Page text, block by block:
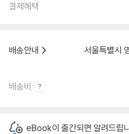
결제혜택
배송안내
서울특별시
배송비
eBook이 출간되면 알려드립